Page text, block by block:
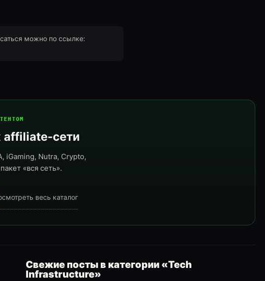
можно по ссылке:
affiliate-сети
iGaming, Nutra, Crypto,
«вся сеть».
весь каталог
Свежие посты в категории «Tech
Infrastructure»